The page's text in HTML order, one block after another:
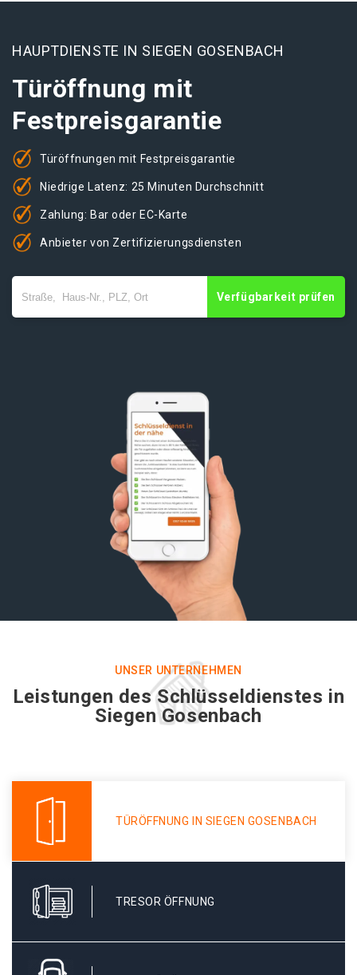
HAUPTDIENSTE IN SIEGEN GOSENBACH
Türöffnung mit
Festpreisgarantie
Türöffnungen mit Festpreisgarantie
Niedrige Latenz: 25 Minuten Durchschnitt
Zahlung: Bar oder EC-Karte
Anbieter von Zertifizierungsdiensten
Verfügbarkeit prüfen
UNSER UNTERNEHMEN
Leistungen des Schlüsseldienstes in
Siegen Gosenbach
TÜRÖFFNUNG IN SIEGEN GOSENBACH
TRESOR ÖFFNUNG